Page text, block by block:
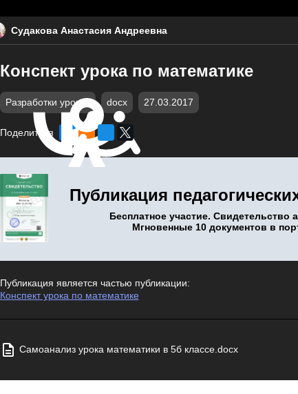
Судакова Анастасия Андреевна
Конспект урока по математике
Разработки уроков docx 27.03.2017
Поделиться
Публикация
Бесплатное участие. Свидетельство
Мгновенные 10 документов в
Публикация является частью публикации:
Конспект урока по математике
Самоанализ урока математики в 5б классе.docx